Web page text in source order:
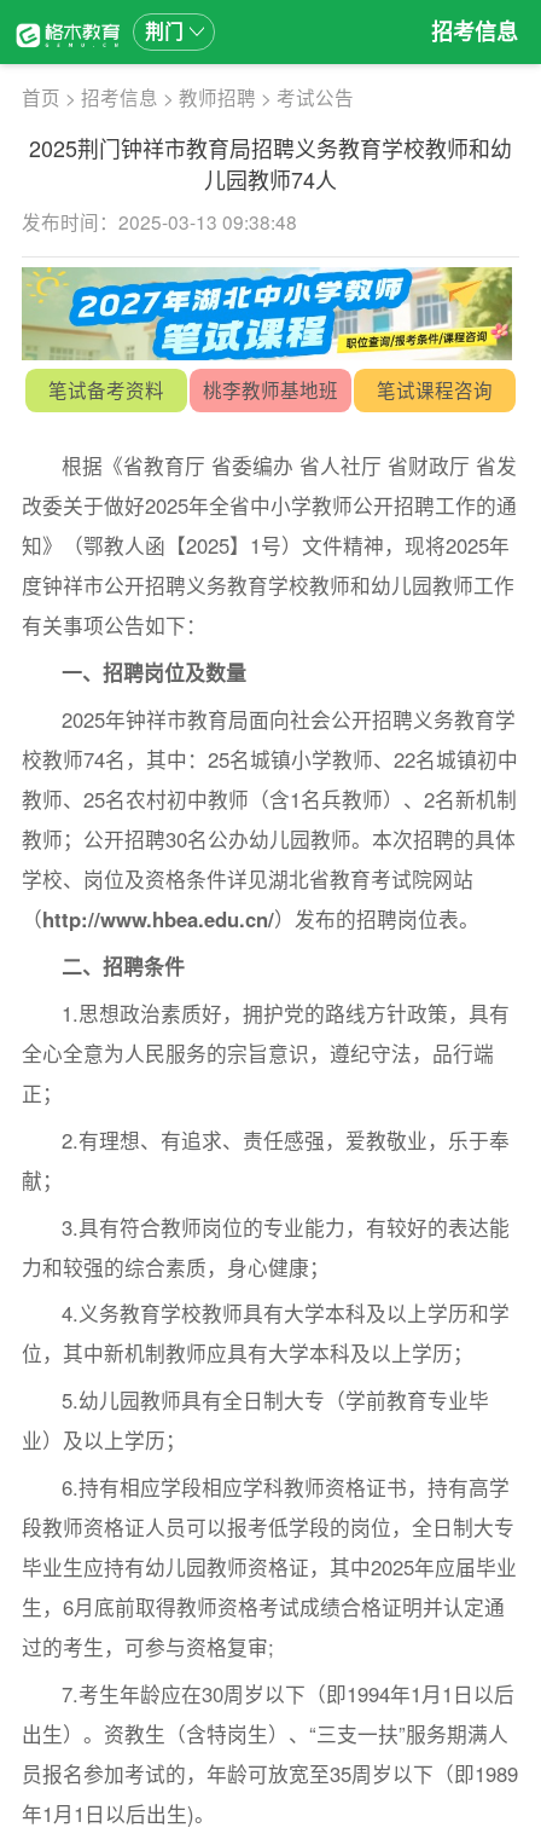
荆门 招考信息
首页 > 招考信息 > 教师招聘 > 考试公告
2025荆门钟祥市教育局招聘义务教育学校教师和幼
儿园教师74人
发布时间：2025-03-13 09:38:48
笔试备考资料 桃李教师基地班 笔试课程咨询
根据《省教育厅 省委编办 省人社厅 省财政厅 省发
改委关于做好2025年全省中小学教师公开招聘工作的通
知》（鄂教人函【2025】1号）文件精神，现将2025年
度钟祥市公开招聘义务教育学校教师和幼儿园教师工作
有关事项公告如下：
一、招聘岗位及数量
2025年钟祥市教育局面向社会公开招聘义务教育学
校教师74名，其中：25名城镇小学教师、22名城镇初中
教师、25名农村初中教师（含1名兵教师）、2名新机制
教师；公开招聘30名公办幼儿园教师。本次招聘的具体
学校、岗位及资格条件详见湖北省教育考试院网站
（http://www.hbea.edu.cn/）发布的招聘岗位表。
二、招聘条件
1.思想政治素质好，拥护党的路线方针政策，具有
全心全意为人民服务的宗旨意识，遵纪守法，品行端
正；
2.有理想、有追求、责任感强，爱教敬业，乐于奉
献；
3.具有符合教师岗位的专业能力，有较好的表达能
力和较强的综合素质，身心健康；
4.义务教育学校教师具有大学本科及以上学历和学
位，其中新机制教师应具有大学本科及以上学历；
5.幼儿园教师具有全日制大专（学前教育专业毕
业）及以上学历；
6.持有相应学段相应学科教师资格证书，持有高学
段教师资格证人员可以报考低学段的岗位，全日制大专
毕业生应持有幼儿园教师资格证，其中2025年应届毕业
生，6月底前取得教师资格考试成绩合格证明并认定通
过的考生，可参与资格复审;
7.考生年龄应在30周岁以下（即1994年1月1日以后
出生）。资教生（含特岗生）、“三支一扶”服务期满人
员报名参加考试的，年龄可放宽至35周岁以下（即1989
年1月1日以后出生)。